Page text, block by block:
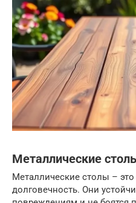
Металлические
Металлические столы – это
долговечность. Они